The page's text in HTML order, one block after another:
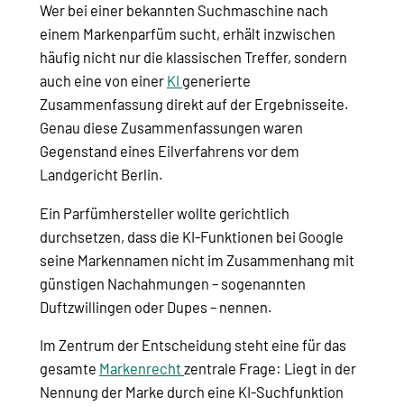
Wer bei einer bekannten Suchmaschine nach
einem Markenparfüm sucht, erhält inzwischen
häufig nicht nur die klassischen Treffer, sondern
auch eine von einer KI generierte
Zusammenfassung direkt auf der Ergebnisseite.
Genau diese Zusammenfassungen waren
Gegenstand eines Eilverfahrens vor dem
Landgericht Berlin.
Ein Parfümhersteller wollte gerichtlich
durchsetzen, dass die KI-Funktionen bei Google
seine Markennamen nicht im Zusammenhang mit
günstigen Nachahmungen – sogenannten
Duftzwillingen oder Dupes – nennen.
Im Zentrum der Entscheidung steht eine für das
gesamte Markenrecht zentrale Frage: Liegt in der
Nennung der Marke durch eine KI-Suchfunktion